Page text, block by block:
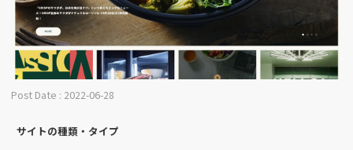
Post Date : 2022-06-28
サイトの種類・タイプ